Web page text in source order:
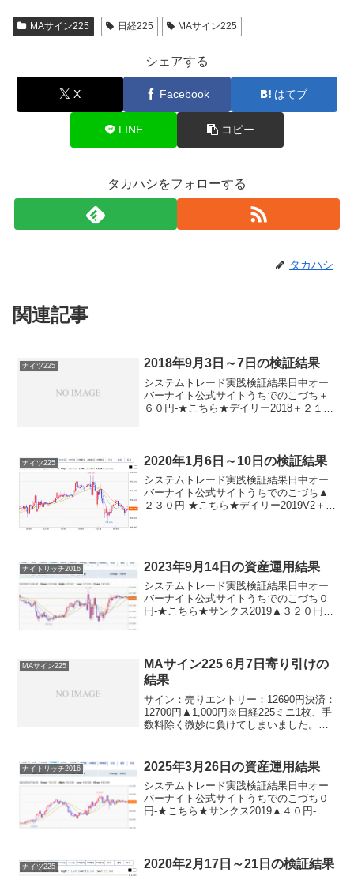
MAサイン225 日経225 MAサイン225
シェアする
X Facebook はてブ
LINE コピー
タカハシをフォローする
タカハシ
関連記事
ナイツ225 2018年9月3日～7日の検証結果
システムトレード実践検証結果日中オー
バーナイト公式サイトうちでのこづち＋
６０円-★こちら★デイリー2018＋２１０
ズ...
ナイツ225 2020年1月6日～10日の検証結果
システムトレード実践検証結果日中オー
バーナイト公式サイトうちでのこづち▲
２３０円-★こちら★デイリー2019V2＋３
ナイトリッチ2016 2023年9月14日の資産運用結果
システムトレード実践検証結果日中オー
バーナイト公式サイトうちでのこづち０
円-★こちら★サンクス2019▲３２０円-
MAサイン225
MAサイン225 6月7日寄り引けの
結果
サイン：売りエントリー：12690円決済：
12700円▲1,000円※日経225ミニ1枚、手
数料除く微妙に負けてしまいました。残
らない相場ってことなんですかね。今夜
はア...
ナイトリッチ2016 2025年3月26日の資産運用結果
システムトレード実践検証結果日中オー
バーナイト公式サイトうちでのこづち０
円-★こちら★サンクス2019▲４０円-★
ナイツ225 2020年2月17日～21日の検証結果